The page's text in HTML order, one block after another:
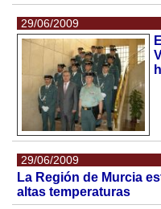
29/06/2009
29/06/2009
La Región de Murcia
altas temperaturas